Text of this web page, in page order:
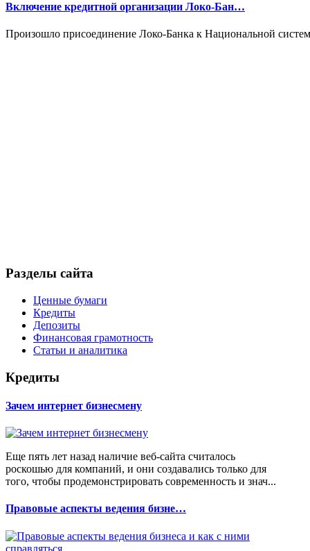
Включение кредитной организации Локо-Бан…
Произошло присоединение Локо-Банка к Национальной
Разделы сайта
Ценные бумаги
Кредиты
Депозиты
Финансовая грамотность
Статьи и аналитика
Кредиты
Зачем интернет бизнесмену
Еще пять лет назад наличие веб-сайта считалось
роскошью для компаний, и они создавались только для
того, чтобы продемонстрировать современность и знач...
Правовые аспекты ведения бизне…